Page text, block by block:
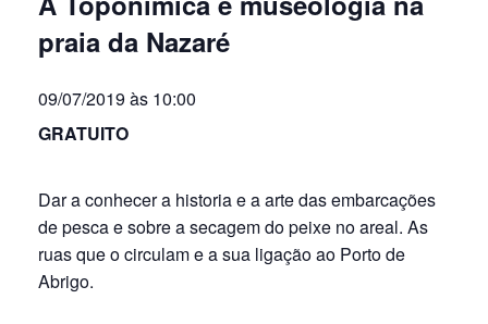
praia da Nazaré
09/07/2019 às 10:00
GRATUITO
Dar a conhecer a historia e a arte das embarcações
de pesca e sobre a secagem do peixe no areal. As
ruas que o circulam e a sua ligação ao Porto de
Abrigo.